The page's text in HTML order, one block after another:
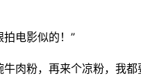
电影似的！”
肉粉，再来个凉粉，我都